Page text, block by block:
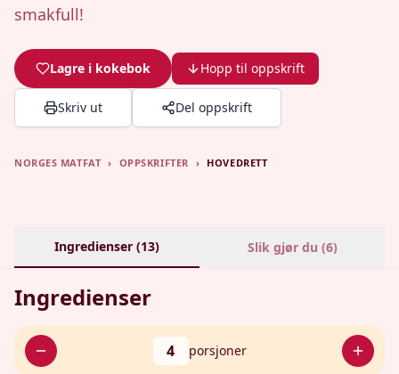
smakfull!
Lagre i kokebok Hopp til oppskrift
Skriv ut Del oppskrift
NORGES MATFAT › OPPSKRIFTER › HOVEDRETT
Ingredienser (13) Slik gjør du (6)
Ingredienser
4 porsjoner